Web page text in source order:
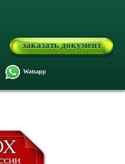
заказать документ
Watsapp